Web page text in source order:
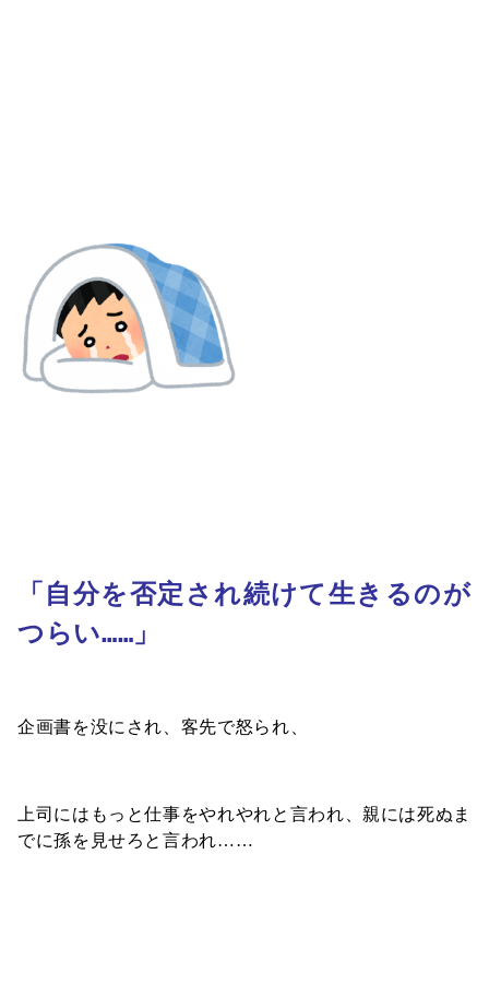
「自分を否定され続けて生きるのが
つらい……」
企画書を没にされ、客先で怒られ、
上司にはもっと仕事をやれやれと言われ、親には死ぬま
でに孫を見せろと言われ……